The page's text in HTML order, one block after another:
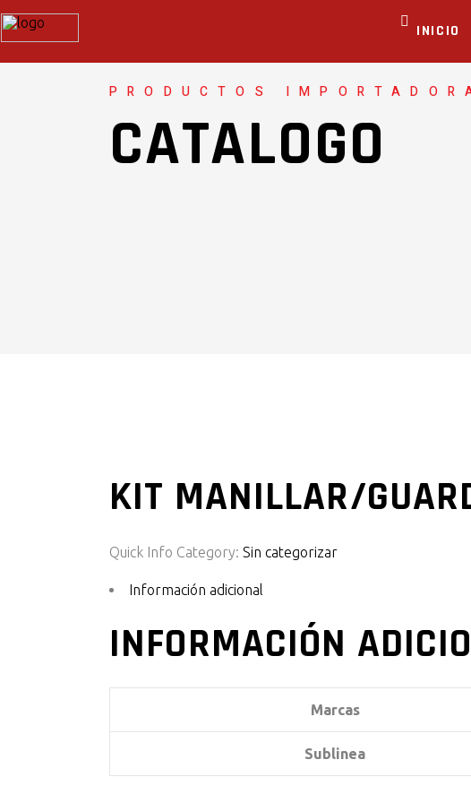
INICIO
PRODUCTOS
CATALOGO
KIT MANILLAR/
Quick Info Category: Sin categorizar
Información adicional
INFORMACIÓN
Marcas
Sublinea